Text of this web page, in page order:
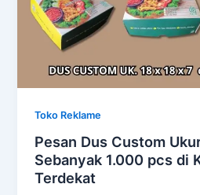
Toko Reklame
Pesan Dus Custom
Sebanyak 1.000 pcs di
Terdekat